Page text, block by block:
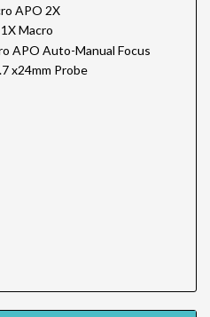
APO 2X
Macro
APO Auto-Manual Focus
x24mm Probe